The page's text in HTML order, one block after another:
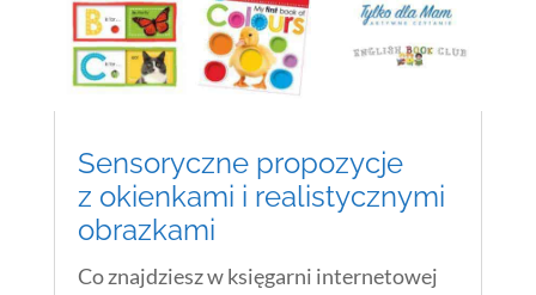
Sensoryczne propozycje
z okienkami i realistycznymi
obrazkami
Co znajdziesz w księgarni internetowej